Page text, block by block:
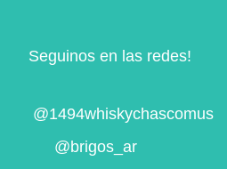
Seguinos en las redes!
@1494whiskychascomus
@brigos_ar